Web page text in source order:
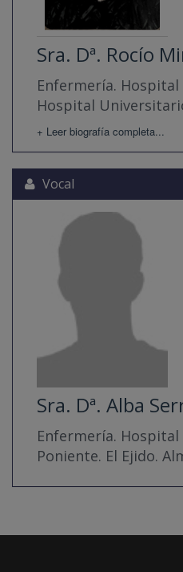
Sra. Dª. Rocío
Enfermería.
Hospital
+ Leer biografía completa...
Vocal
Sra. Dª. Alba
Enfermería.
Poniente. El Ejido.